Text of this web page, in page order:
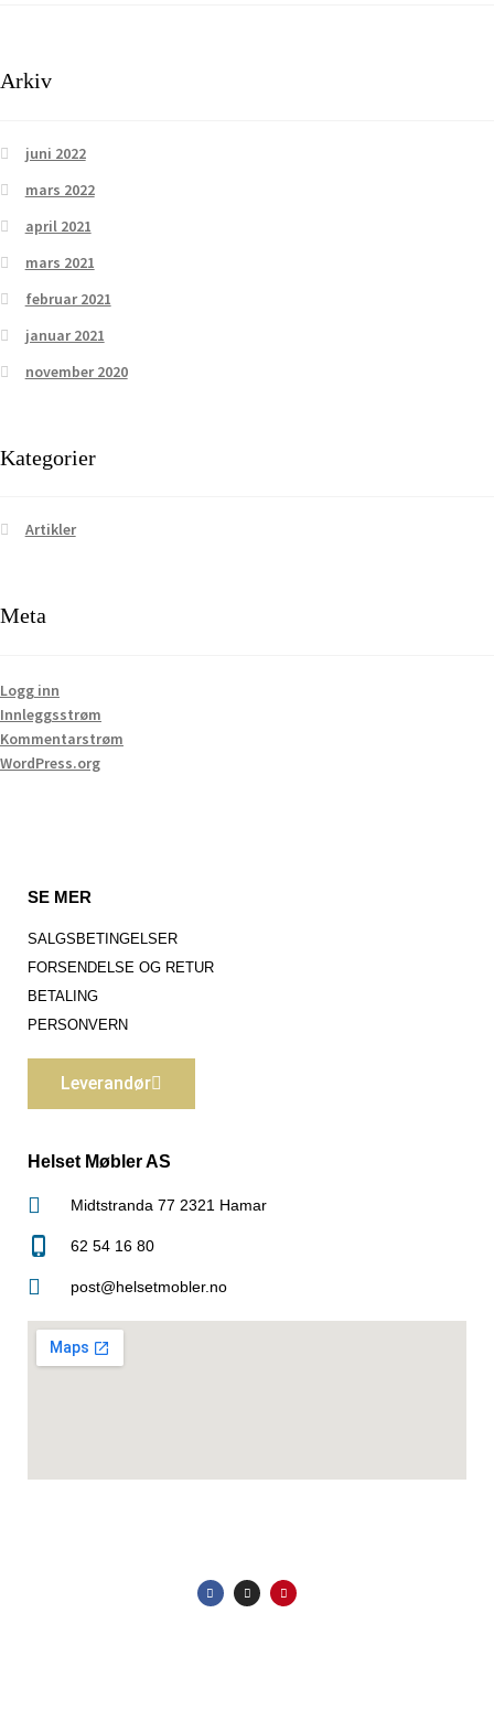
Arkiv
juni 2022
mars 2022
april 2021
mars 2021
februar 2021
januar 2021
november 2020
Kategorier
Artikler
Meta
Logg inn
Innleggsstrøm
Kommentarstrøm
WordPress.org
SE MER
SALGSBETINGELSER
FORSENDELSE OG RETUR
BETALING
PERSONVERN
Leverandør
Helset Møbler AS
Midtstranda 77 2321 Hamar
62 54 16 80
post@helsetmobler.no